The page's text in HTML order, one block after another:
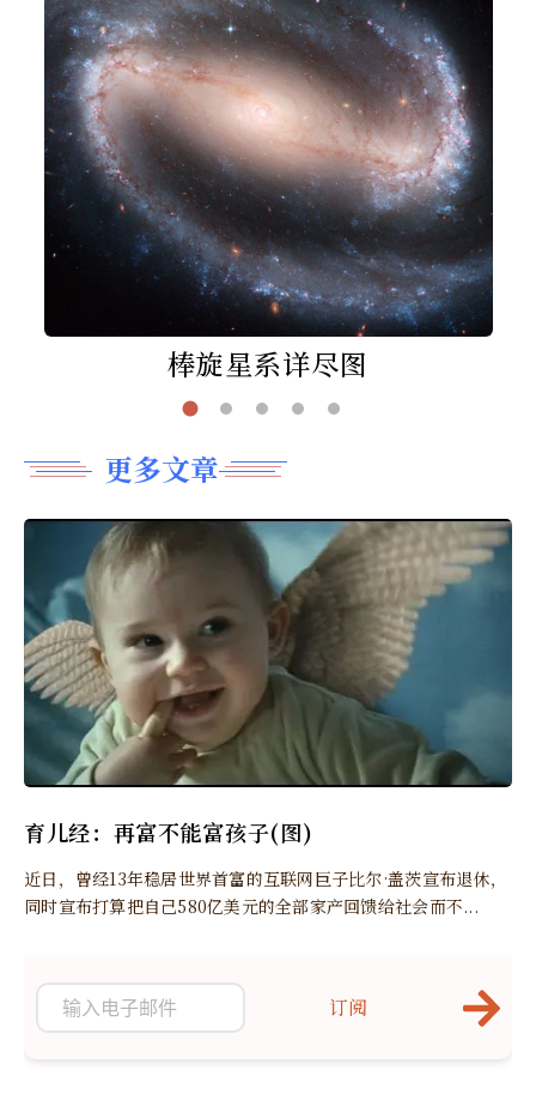
棒旋星系详尽图
更多文章
育儿经：再富不能富孩子(图)
近日，曾经13年稳居世界首富的互联网巨子比尔·盖茨宣布退休，
同时宣布打算把自己580亿美元的全部家产回馈给社会而不...
订阅